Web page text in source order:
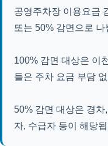
공영주차장 이용요금
또는 50% 감면으로 나
100% 감면 대상은 이
들은 주차 요금 부담
50% 감면 대상은 경
자, 수급자 등이 해당